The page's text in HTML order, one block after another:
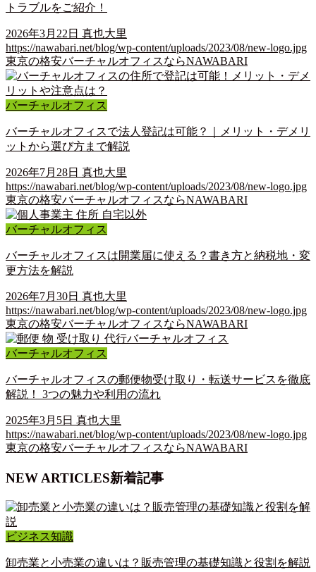
トラブルをご紹介！
2026年3月22日 真也大里
https://nawabari.net/blog/wp-content/uploads/2023/08/new-logo.jpg
東京の格安バーチャルオフィスならNAWABARI
バーチャルオフィス
バーチャルオフィスで法人登記は可能？｜メリット・デメリ
ットから選び方まで解説
2026年7月28日 真也大里
https://nawabari.net/blog/wp-content/uploads/2023/08/new-logo.jpg
東京の格安バーチャルオフィスならNAWABARI
バーチャルオフィス
バーチャルオフィスは開業届に使える？書き方と納税地・変
更方法を解説
2026年7月30日 真也大里
https://nawabari.net/blog/wp-content/uploads/2023/08/new-logo.jpg
東京の格安バーチャルオフィスならNAWABARI
バーチャルオフィス
バーチャルオフィスの郵便物受け取り・転送サービスを徹底
解説！ 3つの魅力や利用の流れ
2025年3月5日 真也大里
https://nawabari.net/blog/wp-content/uploads/2023/08/new-logo.jpg
東京の格安バーチャルオフィスならNAWABARI
NEW ARTICLES新着記事
ビジネス知識
卸売業と小売業の違いは？販売管理の基礎知識と役割を解説